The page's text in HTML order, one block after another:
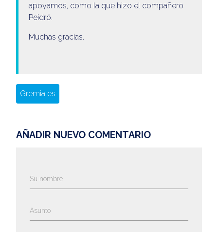
apoyamos, como la que hizo el compañero
Peidró.
Muchas gracias.
Gremiales
AÑADIR NUEVO COMENTARIO
Su nombre
Asunto